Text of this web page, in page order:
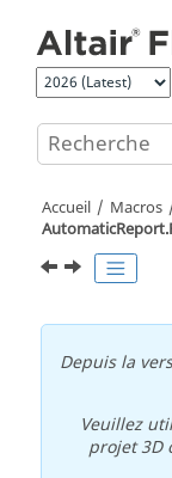
Accueil Macros
Depuis la
Veuillez
projet 3D